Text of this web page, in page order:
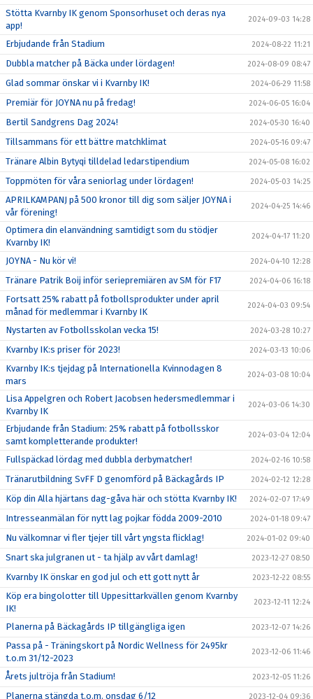
Stötta Kvarnby IK genom Sponsorhuset och deras nya
app!
2024-09-03 14:28
Erbjudande från Stadium 2024-08-22 11:21
Dubbla matcher på Bäcka under lördagen! 2024-08-09 08:47
Glad sommar önskar vi i Kvarnby IK! 2024-06-29 11:58
Premiär för JOYNA nu på fredag! 2024-06-05 16:04
Bertil Sandgrens Dag 2024! 2024-05-30 16:40
Tillsammans för ett bättre matchklimat 2024-05-16 09:47
Tränare Albin Bytyqi tilldelad ledarstipendium 2024-05-08 16:02
Toppmöten för våra seniorlag under lördagen! 2024-05-03 14:25
APRILKAMPANJ på 500 kronor till dig som säljer JOYNA i
vår förening!
2024-04-25 14:46
Optimera din elanvändning samtidigt som du stödjer
Kvarnby IK!
2024-04-17 11:20
JOYNA - Nu kör vi! 2024-04-10 12:28
Tränare Patrik Boij inför seriepremiären av SM för F17 2024-04-06 16:18
Fortsatt 25% rabatt på fotbollsprodukter under april
månad för medlemmar i Kvarnby IK
2024-04-03 09:54
Nystarten av Fotbollsskolan vecka 15! 2024-03-28 10:27
Kvarnby IK:s priser för 2023! 2024-03-13 10:06
Kvarnby IK:s tjejdag på Internationella Kvinnodagen 8
mars
2024-03-08 10:04
Lisa Appelgren och Robert Jacobsen hedersmedlemmar i
Kvarnby IK
2024-03-06 14:30
Erbjudande från Stadium: 25% rabatt på fotbollsskor
samt kompletterande produkter!
2024-03-04 12:04
Fullspäckad lördag med dubbla derbymatcher! 2024-02-16 10:58
Tränarutbildning SvFF D genomförd på Bäckagårds IP 2024-02-12 12:28
Köp din Alla hjärtans dag-gåva här och stötta Kvarnby IK! 2024-02-07 17:49
Intresseanmälan för nytt lag pojkar födda 2009-2010 2024-01-18 09:47
Nu välkomnar vi fler tjejer till vårt yngsta flicklag! 2024-01-02 09:40
Snart ska julgranen ut - ta hjälp av vårt damlag! 2023-12-27 08:50
Kvarnby IK önskar en god jul och ett gott nytt år 2023-12-22 08:55
Köp era bingolotter till Uppesittarkvällen genom Kvarnby
IK!
2023-12-11 12:24
Planerna på Bäckagårds IP tillgängliga igen 2023-12-07 14:26
Passa på - Träningskort på Nordic Wellness för 2495kr
t.o.m 31/12-2023
2023-12-06 11:46
Årets jultröja från Stadium! 2023-12-05 11:26
Planerna stängda t.o.m. onsdag 6/12 2023-12-04 09:36